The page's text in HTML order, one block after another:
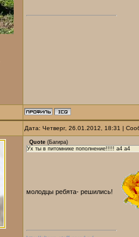
Дата: Четверг, 26.01.2012, 18:31 |
Quote (Багира)
Ух ты в питомнике пополнение!!!!! a4 a4
молодцы ребята- решились!